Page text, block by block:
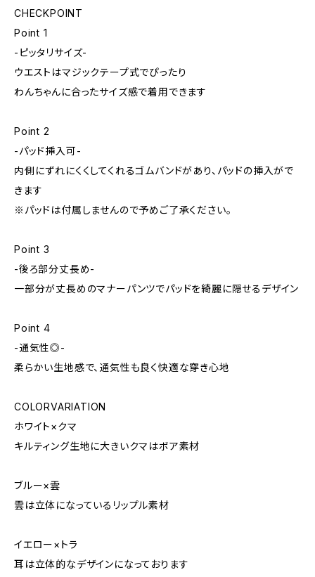
CHECKPOINT
Point 1
-ピッタリサイズ-
ウエストはマジックテープ式でぴったり
わんちゃんに合ったサイズ感で着用できます
Point 2
-パッド挿入可-
内側にずれにくくしてくれるゴムバンドがあり、パッドの挿入がで
きます
※パッドは付属しませんので予めご了承ください。
Point 3
-後ろ部分丈長め-
一部分が丈長めのマナーパンツでパッドを綺麗に隠せるデザイン
Point 4
-通気性◎-
柔らかい生地感で、通気性も良く快適な穿き心地
COLORVARIATION
ホワイト×クマ
キルティング生地に大きいクマはボア素材
ブルー×雲
雲は立体になっているリップル素材
イエロー×トラ
耳は立体的なデザインになっております